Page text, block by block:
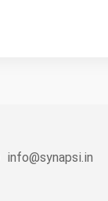
info@synapsi.in